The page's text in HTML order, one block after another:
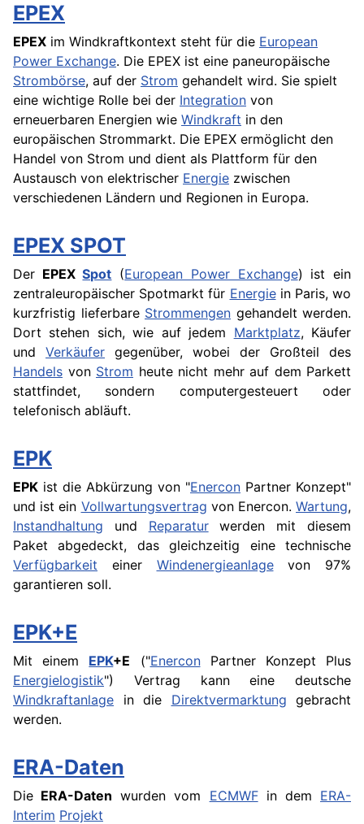
EPEX
EPEX im Windkraftkontext steht für die European
Power Exchange. Die EPEX ist eine paneuropäische
Strombörse, auf der Strom gehandelt wird. Sie spielt
eine wichtige Rolle bei der Integration von
erneuerbaren Energien wie Windkraft in den
europäischen Strommarkt. Die EPEX ermöglicht den
Handel von Strom und dient als Plattform für den
Austausch von elektrischer Energie zwischen
verschiedenen Ländern und Regionen in Europa.
EPEX SPOT
Der EPEXSpot (European Power Exchange) ist ein
zentraleuropäischer Spotmarkt für Energiein Paris, wo
kurzfristig lieferbare Strommengen gehandelt werden.
Dort stehen sich, wie auf jedem Marktplatz, Käufer
und Verkäufer gegenüber, wobei der Großteil des
Handels von Strom heute nicht mehr auf dem Parkett
stattfindet, sondern computergesteuert oder
telefonisch abläuft.
EPK
EPK ist die Abkürzung von "Enercon Partner Konzept"
und ist ein Vollwartungsvertrag von Enercon. Wartung,
Instandhaltung und Reparaturwerden mit diesem
Paket abgedeckt, das gleichzeitig eine technische
Verfügbarkeit einer Windenergieanlagevon 97%
garantieren soll.
EPK+E
Mit einem EPK+E ("EnerconPartner Konzept Plus
Energielogistik") Vertrag kann eine deutsche
Windkraftanlage in die Direktvermarktung gebracht
werden.
ERA-Daten
Die ERA-Daten wurden vom ECMWFin dem ERA-
Interim Projekt